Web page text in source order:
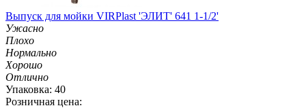
Выпуск для мойки VIRPlast 'ЭЛИТ' 641 1-1/2'
Ужасно
Плохо
Нормально
Хорошо
Отлично
Упаковка: 40
Розничная цена: